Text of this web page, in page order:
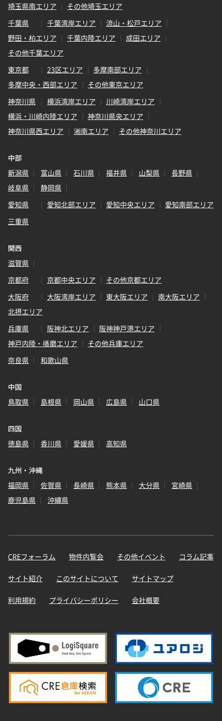
埼玉県南エリア
その他埼玉エリア
千葉県
千葉湾岸エリア
流山・松戸エリア
野田・柏エリア
千葉内陸エリア
成田エリア
その他千葉エリア
東京都
23区エリア
多摩南部エリア
多摩中央・西部エリア
その他東京エリア
神奈川県
横浜湾岸エリア
川崎湾岸エリア
横浜・川崎内陸エリア
神奈川県央エリア
神奈川県西エリア
湘南エリア その他神奈川エリア
中部
新潟県
富山県 石川県 福井県 山梨県
長野県
岐阜県
静岡県
愛知県
愛知北部エリア 愛知中央エリア
愛知南部エリア
三重県
関西
滋賀県
京都府
京都中央エリア
その他京都エリア
大阪府
大阪湾岸エリア 東大阪エリア
南大阪エリア
北摂エリア
兵庫県
阪神北エリア
阪神神戸港エリア
神戸内陸・播磨エリア
その他兵庫エリア
奈良県
和歌山県
中国
鳥取県
島根県 岡山県 広島県 山口県
四国
徳島県
香川県 愛媛県 高知県
九州・沖縄
福岡県
佐賀県 長崎県 熊本県 大分県
宮崎県
鹿児島県
沖縄県
CREフォーラム 物件内覧会 その他イベント コラム記事
サイト紹介 このサイトについて サイトマップ
利用規約 プライバシーポリシー 会社概要